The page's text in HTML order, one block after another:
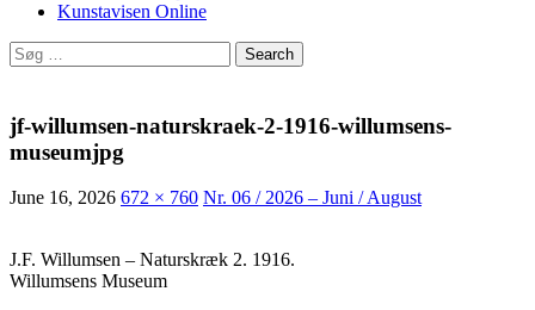
Kunstavisen Online
Search
for:
jf-willumsen-naturskraek-2-1916-willumsens-
museumjpg
June 16, 2026 672 × 760 Nr. 06 / 2026 – Juni / August
J.F. Willumsen – Naturskræk 2. 1916.
Willumsens Museum